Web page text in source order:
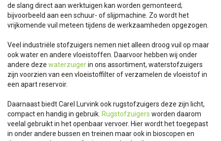
de slang direct aan werktuigen kan worden gemonteerd;
bijvoorbeeld aan een schuur- of slijpmachine. Zo wordt het
vrijkomende vuil meteen tijdens de werkzaamheden opgezogen.
Veel industriële stofzuigers nemen niet alleen droog vuil op maar
ook water en andere vloeistoffen. Daarvoor hebben wij onder
andere deze waterzuigerin ons assortiment, waterstofzuigers
zijn voorzien van een vloeistoffilter of verzamelen de vloeistof in
een apart reservoir.
Daarnaast biedt Carel Lurvink ook rugstofzuigers deze zijn licht,
compact en handig in gebruik. Rugstofzuigers worden daarom
veelal gebruikt in het openbaar vervoer. Hier wordt het toegepast
in onder andere bussen en treinen maar ook in bioscopen en